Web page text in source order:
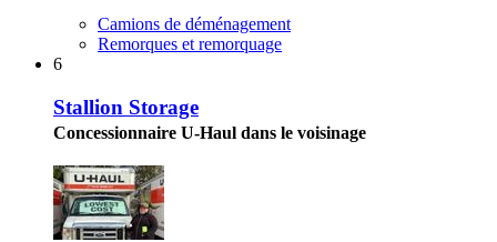
Camions de déménagement
Remorques et remorquage
6
Stallion Storage
Concessionnaire U-Haul dans le voisinage